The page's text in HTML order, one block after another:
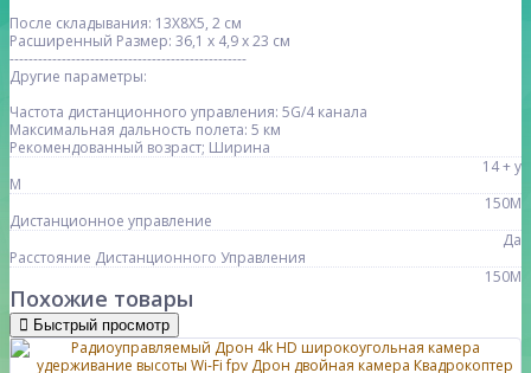
После складывания: 13X8X5, 2 см
Расширенный Размер: 36,1 х 4,9 х 23 см
--------------------------------------------------
Другие параметры:
Частота дистанционного управления: 5G/4 канала
Максимальная дальность полета: 5 км
Рекомендованный возраст; Ширина
14 + y
M
150M
Дистанционное управление
Да
Расстояние Дистанционного Управления
150M
Похожие товары
Быстрый просмотр